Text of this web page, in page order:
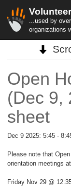
...used by
organizations
Open
(Dec 9,
sheet
Dec 9 2025: 5:45 -
Please note that
orientation meetings
Friday Nov 29 @